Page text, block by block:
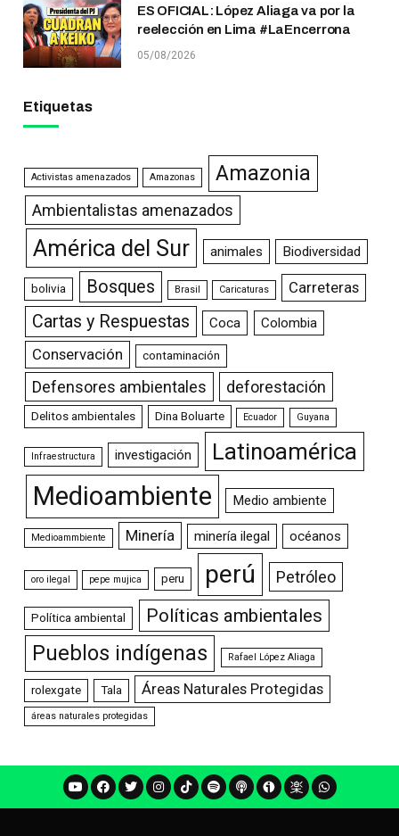
ES OFICIAL: López Aliaga va por la
reelección en Lima #LaEncerrona
05/08/2026
Etiquetas
Activistas amenazados Amazonas Amazonia
Ambientalistas amenazados
América del Sur animales Biodiversidad
bolivia Bosques Brasil Caricaturas Carreteras
Cartas y Respuestas Coca Colombia
Conservación contaminación
Defensores ambientales deforestación
Delitos ambientales Dina Boluarte Ecuador Guyana
Infraestructura investigación Latinoamérica
Medioambiente Medio ambiente
Medioammbiente Minería minería ilegal océanos
oro ilegal pepe mujica peru perú Petróleo
Política ambiental Políticas ambientales
Pueblos indígenas Rafael López Aliaga
rolexgate Tala Áreas Naturales Protegidas
áreas naturales protegidas